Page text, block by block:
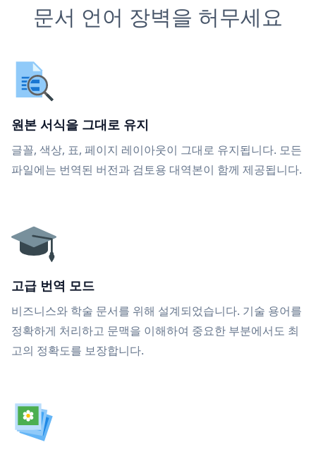
문서 언어 장벽을 허무세요
원본 서식을 그대로 유지
글꼴, 색상, 표, 페이지 레이아웃이 그대로 유지됩니다. 모든
파일에는 번역된 버전과 검토용 대역본이 함께 제공됩니다.
고급 번역 모드
비즈니스와 학술 문서를 위해 설계되었습니다. 기술 용어를
정확하게 처리하고 문맥을 이해하여 중요한 부분에서도 최
고의 정확도를 보장합니다.